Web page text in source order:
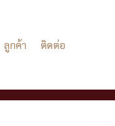
ลูกค้า ติดต่อ